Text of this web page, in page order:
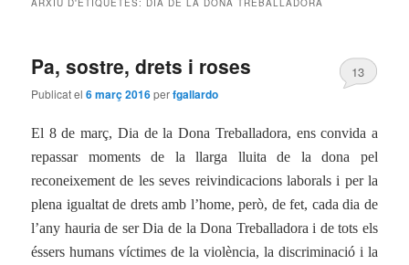
ARXIU D'ETIQUETES: DIA DE LA DONA TREBALLADORA
Pa, sostre, drets i roses
Publicat el6 març 2016perfgallardo
13
El 8 de març, Dia de la Dona Treballadora, ens convida a
repassar moments de la llarga lluita de la dona pel
reconeixement de les seves reivindicacions laborals i per la
plena igualtat de drets amb l’home, però, de fet, cada dia de
l’any hauria de ser Dia de la Dona Treballadora i de tots els
éssers humans víctimes de la violència, la discriminació i la